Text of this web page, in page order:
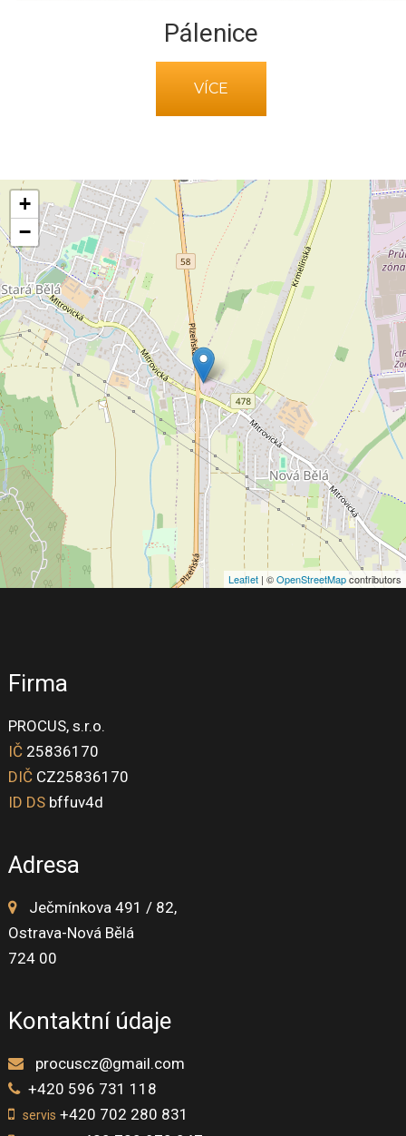
Pálenice
VÍCE
+
−
Leaflet | ©OpenStreetMapcontributors
Firma
PROCUS, s.r.o.
IČ25836170
DIČCZ25836170
ID DSbffuv4d
Adresa
Ječmínkova 491 / 82,
Ostrava-Nová Bělá
724 00
Kontaktní údaje
procuscz@gmail.com
+420 596 731 118
servis +420 702 280 831